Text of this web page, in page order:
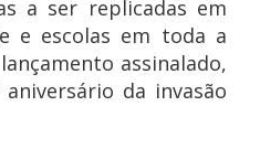
a ser replicadas em
e escolas em toda a
assinalado,
da invasão